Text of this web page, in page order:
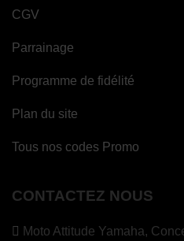
CGV
Parrainage
Programme de fidélité
Plan du site
Tous nos codes Promo
CONTACTEZ NOUS
Moto Attitude Yamaha,